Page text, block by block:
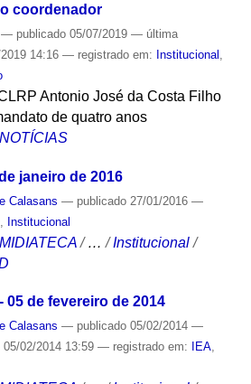
coordenador
— publicado05/07/2019 — última
14:16 — registrado em: Institucional
Antonio José da Costa Filho
de quatro anos
NOTÍCIAS
janeiro de 2016
Calasans — publicado27/01/2016 —
, Institucional
MIDIATECA /…/Institucional /
05 de fevereiro de 2014
Calasans — publicado05/02/2014 —
05/02/2014 13:59 — registrado em: IEA,